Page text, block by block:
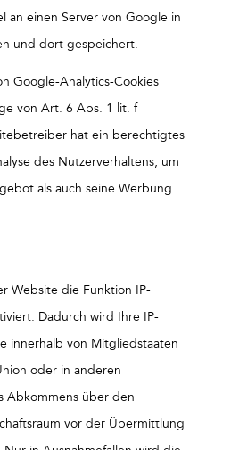
an einen Server von Google in
und dort gespeichert.
Google-Analytics-Cookies
von Art. 6 Abs. 1 lit. f
hat ein berechtigtes
des Nutzerverhaltens, um
als auch seine Werbung
Website die Funktion IP-
Dadurch wird Ihre IP-
innerhalb von Mitgliedstaaten
oder in anderen
Abkommens über den
vor der Übermittlung